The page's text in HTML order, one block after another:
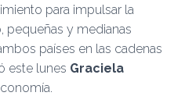
para impulsar la
pequeñas y medianas
países en las cadenas
este lunes Graciela